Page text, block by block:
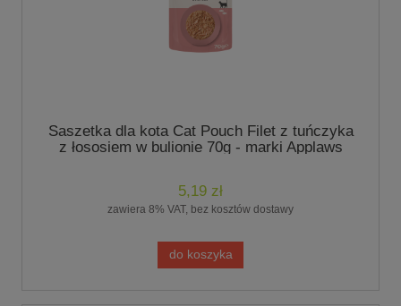
Saszetka dla kota Cat Pouch Filet z tuńczyka
z łososiem w bulionie 70g - marki Applaws
5,19 zł
zawiera 8% VAT, bez kosztów dostawy
do koszyka